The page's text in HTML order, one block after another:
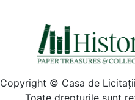
Copyright © Casa de